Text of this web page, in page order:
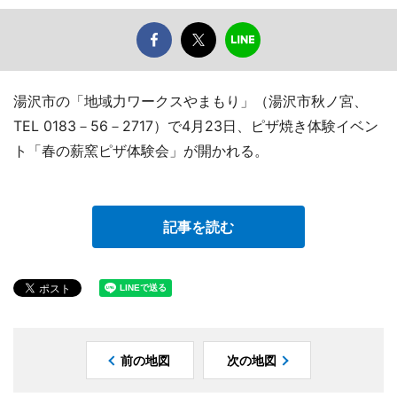
湯沢市の「地域力ワークスやまもり」（湯沢市秋ノ宮、
TEL 0183－56－2717）で4月23日、ピザ焼き体験イベン
ト「春の薪窯ピザ体験会」が開かれる。
記事を読む
前の地図 次の地図